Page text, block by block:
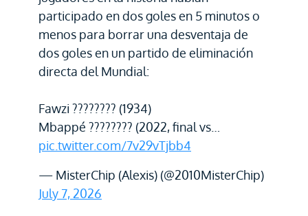
participado en dos goles en 5 minutos o
menos para borrar una desventaja de
dos goles en un partido de eliminación
directa del Mundial:
Fawzi ???????? (1934)
Mbappé ???????? (2022, final vs…
pic.twitter.com/7v29vTjbb4
— MisterChip (Alexis) (@2010MisterChip)
July 7, 2026